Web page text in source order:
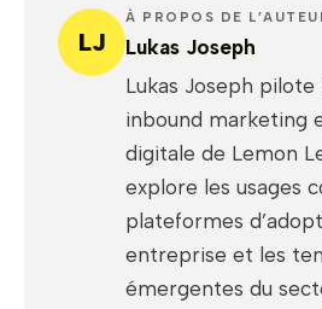
LJ
À PROPOS DE
Lukas Joseph
Lukas Joseph
inbound marketing
digitale de Lemon
explore les usages
plateformes
entreprise et les
émergentes du